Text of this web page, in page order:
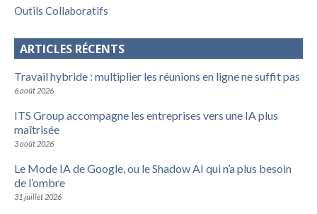
Outils Collaboratifs
ARTICLES RÉCENTS
Travail hybride : multiplier les réunions en ligne ne suffit pas
6 août 2026
ITS Group accompagne les entreprises vers une IA plus
maîtrisée
3 août 2026
Le Mode IA de Google, ou le Shadow AI qui n’a plus besoin
de l’ombre
31 juillet 2026